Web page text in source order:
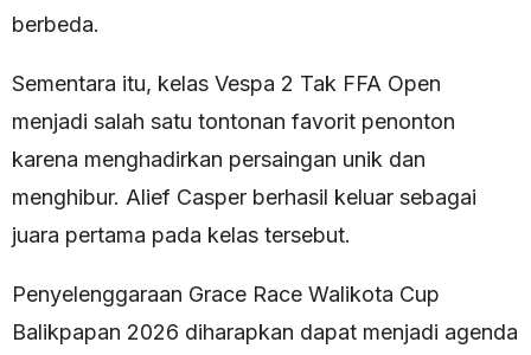
berbeda.
Sementara itu, kelas Vespa 2 Tak FFA Open
menjadi salah satu tontonan favorit penonton
karena menghadirkan persaingan unik dan
menghibur. Alief Casper berhasil keluar sebagai
juara pertama pada kelas tersebut.
Penyelenggaraan Grace Race Walikota Cup
Balikpapan 2026 diharapkan dapat menjadi agenda